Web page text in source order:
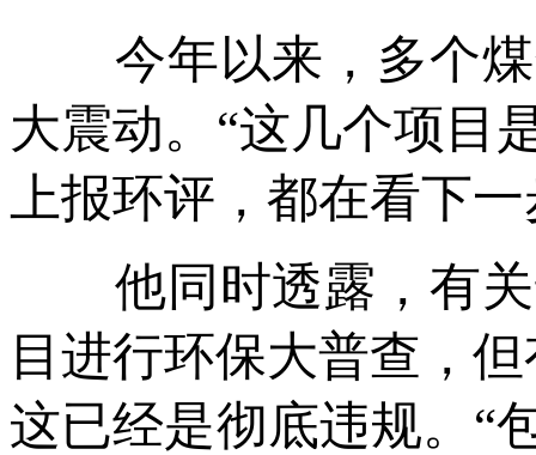
今年以来，多个煤
大震动。“这几个项目
上报环评，都在看下
他同时透露，有关
目进行环保大普查，
这已经是彻底违规。“